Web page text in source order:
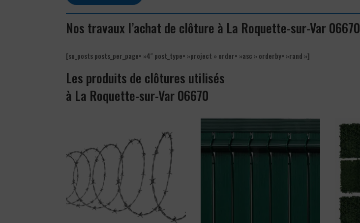
Nos travaux l’achat de clôture à La Roquette-sur-Var 06670
[su_posts posts_per_page= »4″ post_type= »project » order= »asc » orderby= »rand »]
Les produits de clôtures utilisés
à La Roquette-sur-Var 06670